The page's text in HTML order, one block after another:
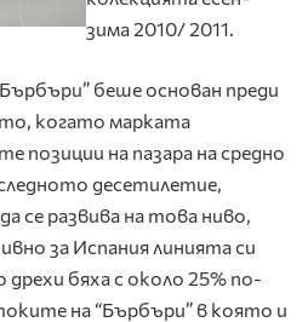
зима 2010/ 2011.
беше основан преди
когато марката
позиции на пазара на средно
десетилетие,
се развива на това ниво,
за Испания линията си
бяха с около 25% по-
на “Бърбъри” в която и